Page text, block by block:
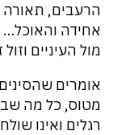
הרעבים, תאורה
אחידה
מול העיניים וזול
אומרים
רגלים ואינו